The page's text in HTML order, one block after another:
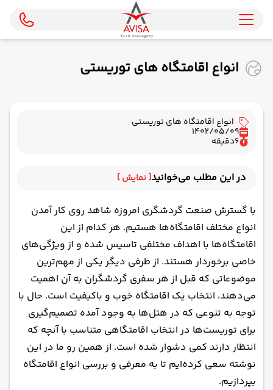
انواع اقامتگاه های توریستی
انواع اقامتگاه های توریستی
1402/05/09
6دقیقه
در این مطلب می‌خوانید[ نمایش ]
بوتیک هتل‌
هتل آپارتمان
هتل‌های فرودگاهی
هتل‌های زنجیره‌ای
مُتل‌ها
ریزورت‌ها
مسافرخانه‌ها
تمام سوئیت
هتل‌های Bed and breakfasts
با گسترش صنعت گردشگری امروزه شاهد روی کار آمدن
انواع مختلف اقامتگاه‌ها هستیم. هر کدام از این
اقامتگاه‌ها با اهداف مختلفی تاسیس شده و از ویژگی‌های
خاصی برخوردار هستند. از طرفی دیگر یکی از مهم‌ترین
موضوعاتی که قبل از هر سفری گردشگران به آن اهمیت
می‌دهند، انتخاب یک اقامتگاه خوب و باکیفیت است. حال با
توجه به تنوعی که در هتل‌ها به وجود آمده تصمیم‌گیری
برای توریست‌ها در انتخاب اقامتگاهی متناسب با آنچه که
انتظار دارند کمی دشوار شده است. از همین رو ما در این
نوشته سعی کرده‌ایم تا به معرفی و بررسی انواع اقامتگاه
بپردازیم.